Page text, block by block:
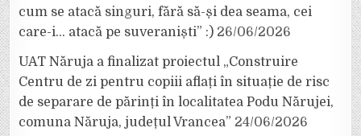
cum se atacă singuri, fără să-și dea seama, cei
care-i… atacă pe suveraniști” :) 26/06/2026
UAT Năruja a finalizat proiectul „Construire
Centru de zi pentru copiii aflați în situație de risc
de separare de părinți în localitatea Podu Nărujei,
comuna Năruja, județul Vrancea” 24/06/2026